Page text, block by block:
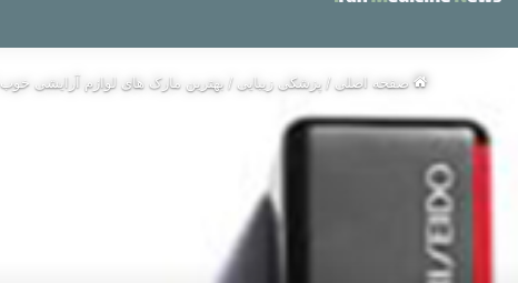
صفحه اصلی / پزشکی زیبایی / بهترین مارک های لوازم آرایشی